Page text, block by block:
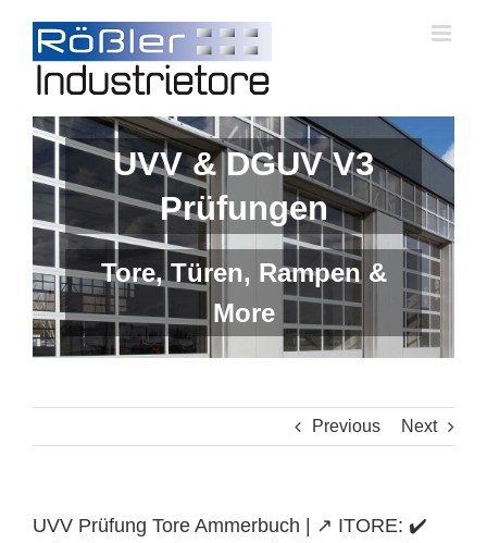
content
UVV & DGUV V3
Prüfungen
Tore, Türen, Rampen &
More
Previous Next
UVV Prüfung Tore Ammerbuch | ↗️ ITORE: ✔️